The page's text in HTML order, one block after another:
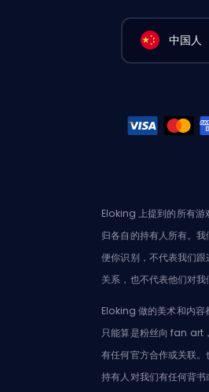
中国人
Eloking 上提到的所有游
归各自的持有人所有。
便你识别，不代表我们
关系，也不代表他们对我
Eloking 做的美术和内容
只能算是粉丝向 fan art
有任何官方合作或关联
持有人对我们有任何背书